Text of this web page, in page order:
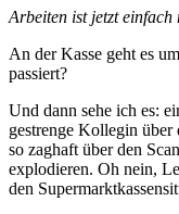
Arbeiten ist jetzt
An der Kasse geht es
passiert?
Und dann sehe ich es:
gestrenge Kollegin
so zaghaft über den
explodieren. Oh nein,
den